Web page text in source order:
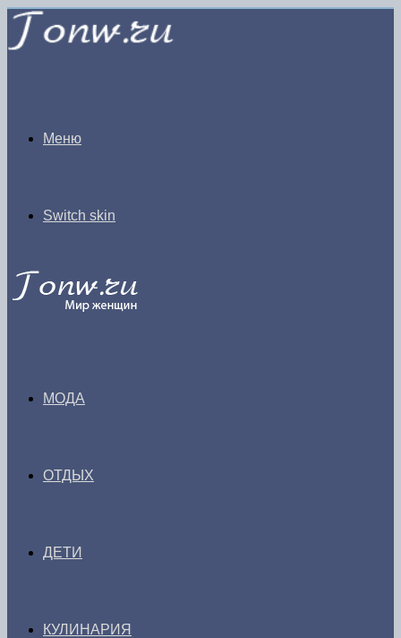
Меню
Switch skin
МОДА
ОТДЫХ
ДЕТИ
КУЛИНАРИЯ